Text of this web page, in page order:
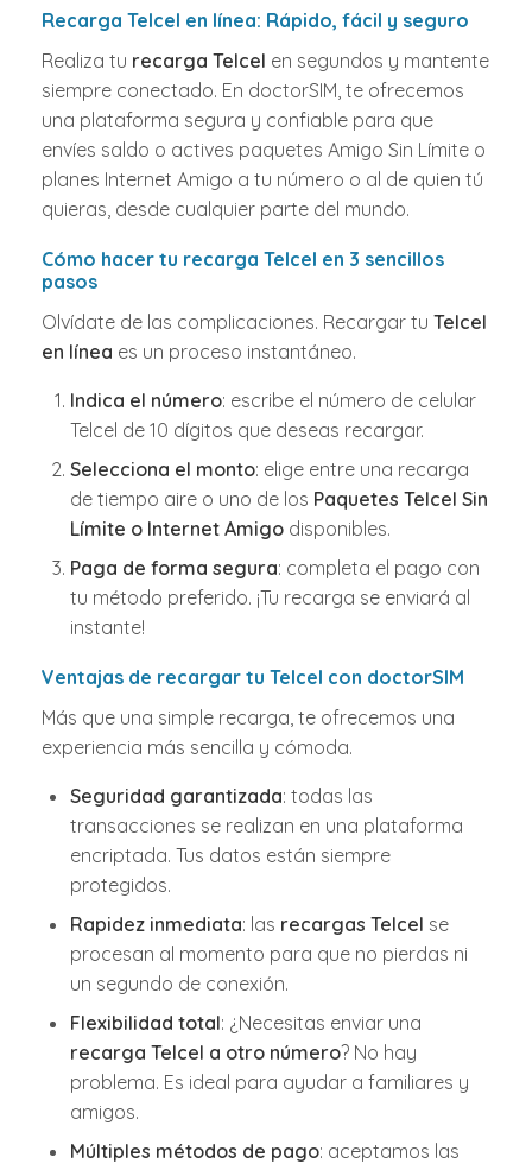
Recarga Telcel en línea: Rápido, fácil y seguro
Realiza tu recarga Telcel en segundos y mantente
siempre conectado. En doctorSIM, te ofrecemos
una plataforma segura y confiable para que
envíes saldo o actives paquetes Amigo Sin Límite o
planes Internet Amigo a tu número o al de quien tú
quieras, desde cualquier parte del mundo.
Cómo hacer tu recarga Telcel en 3 sencillos
pasos
Olvídate de las complicaciones. Recargar tu Telcel
en línea es un proceso instantáneo.
Indica el número: escribe el número de celular
Telcel de 10 dígitos que deseas recargar.
Selecciona el monto: elige entre una recarga
de tiempo aire o uno de los Paquetes Telcel Sin
Límite o Internet Amigo disponibles.
Paga de forma segura: completa el pago con
tu método preferido. ¡Tu recarga se enviará al
instante!
Ventajas de recargar tu Telcel con doctorSIM
Más que una simple recarga, te ofrecemos una
experiencia más sencilla y cómoda.
Seguridad garantizada: todas las
transacciones se realizan en una plataforma
encriptada. Tus datos están siempre
protegidos.
Rapidez inmediata: las recargas Telcel se
procesan al momento para que no pierdas ni
un segundo de conexión.
Flexibilidad total: ¿Necesitas enviar una
recarga Telcel a otro número? No hay
problema. Es ideal para ayudar a familiares y
amigos.
Múltiples métodos de pago: aceptamos las